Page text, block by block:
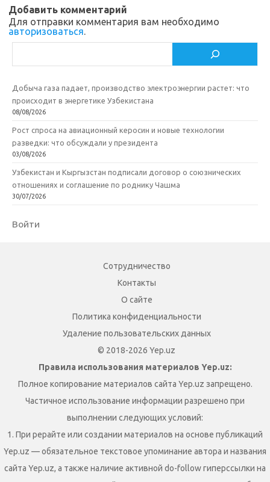
ik
i
ь
Добавить комментарий
Для отправки комментария вам необходимо
авторизоваться.
Добыча газа падает, производство электроэнергии растет: что
происходит в энергетике Узбекистана
08/08/2026
Рост спроса на авиационный керосин и новые технологии
разведки: что обсуждали у президента
03/08/2026
Узбекистан и Кыргызстан подписали договор о союзнических
отношениях и соглашение по роднику Чашма
30/07/2026
Войти
Сотрудничество
Контакты
О сайте
Политика конфиденциальности
Удаление пользовательских данных
© 2018-2026 Yep.uz
Правила использования материалов Yep.uz:
Полное копирование материалов сайта Yep.uz запрещено.
Частичное использование информации разрешено при
выполнении следующих условий:
1. При рерайте или создании материалов на основе публикаций
Yep.uz — обязательное текстовое упоминание автора и названия
сайта Yep.uz, а также наличие активной do-follow гиперссылки на